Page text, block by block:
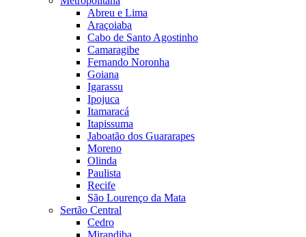
Abreu e Lima
Araçoiaba
Cabo de Santo Agostinho
Camaragibe
Fernando Noronha
Goiana
Igarassu
Ipojuca
Itamaracá
Itapissuma
Jaboatão dos Guararapes
Moreno
Olinda
Paulista
Recife
São Lourenço da Mata
Sertão Central
Cedro